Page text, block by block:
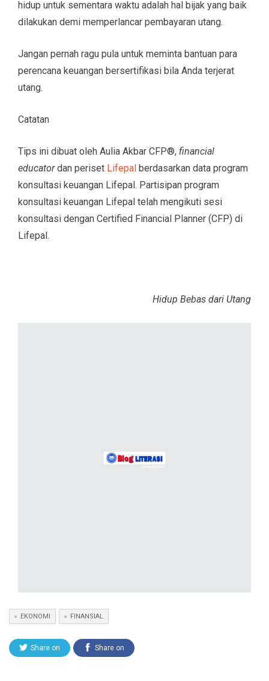
hidup untuk sementara waktu adalah hal bijak yang baik
dilakukan demi memperlancar pembayaran utang.
Jangan pernah ragu pula untuk meminta bantuan para
perencana keuangan bersertifikasi bila Anda terjerat
utang.
Catatan
Tips ini dibuat oleh Aulia Akbar CFP®, financial
educatordan periset Lifepal berdasarkan data program
konsultasi keuangan Lifepal. Partisipan program
konsultasi keuangan Lifepal telah mengikuti sesi
konsultasi dengan Certified Financial Planner (CFP) di
Lifepal.
Hidup Bebas dari Utang
EKONOMI FINANSIAL
Share on Share on